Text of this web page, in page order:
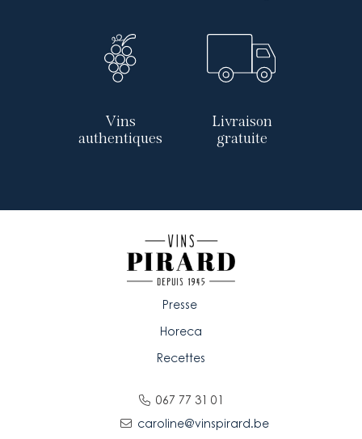
Vins
authentiques
Livraison
gratuite
067 77 31 01
caroline@vinspirard.be
Presse
Horeca
Recettes